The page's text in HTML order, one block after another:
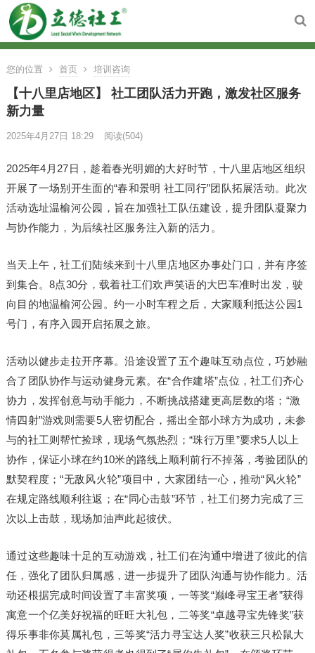
您的位置 首页 培训咨询
【十八里店地区】 社工团队活力开跑，激发社区服务
新力量
2025年4月27日 18:29 阅读(504)
2025年4月27日，趁着春光明媚的大好时节，十八里店地区组织
开展了一场别开生面的“春和景明 社工同行”团队拓展活动。此次
活动选址温榆河公园，旨在加强社工队伍建设，提升团队凝聚力
与协作能力，为后续社区服务注入新的活力。
当天上午，社工们陆续来到十八里店地区办事处门口，并有序签
到集合。8点30分，载着社工们欢声笑语的大巴车准时出发，驶
向目的地温榆河公园。约一小时车程之后，大家顺利抵达公园1
号门，有序入园开启拓展之旅。
活动以健步走拉开序幕。沿途设置了五个趣味互动点位，巧妙融
合了团队协作与运动健身元素。在“合作建塔”点位，社工们齐心
协力，发挥创意与动手能力，不断挑战搭建更高层数的塔；“激
情四射”游戏则需要5人密切配合，摇出全部小球方为成功，未参
与的社工则帮忙捡球，现场气氛热烈；“珠行万里”要求5人以上
协作，保证小球在约10米的路线上顺利前行不掉落，考验团队的
默契程度；“无敌风火轮”项目中，大家团结一心，推动“风火轮”
在规定路线顺利往返；在“同心击鼓”环节，社工们努力完成了三
次以上击鼓，现场加油声此起彼伏。
通过这些趣味十足的互动游戏，社工们在沟通中增进了彼此的信
任，强化了团队归属感，进一步提升了团队沟通与协作能力。活
动还根据完成时间设置了丰富奖项，一等奖“巅峰寻宝王者”获得
寓意一个亿美好祝福的旺旺大礼包，二等奖“卓越寻宝先锋奖”获
得乐事非你莫属礼包，三等奖“活力寻宝达人奖”收获三只松鼠大